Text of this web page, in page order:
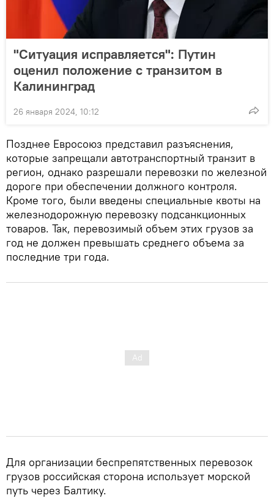
"Ситуация исправляется": Путин
оценил положение с транзитом в
Калининград
26 января 2024, 10:12
Позднее Евросоюз представил разъяснения,
которые запрещали автотранспортный транзит в
регион, однако разрешали перевозки по железной
дороге при обеспечении должного контроля.
Кроме того, были введены специальные квоты на
железнодорожную перевозку подсанкционных
товаров. Так, перевозимый объем этих грузов за
год не должен превышать среднего объема за
последние три года.
Для организации беспрепятственных перевозок
грузов российская сторона использует морской
путь через Балтику.